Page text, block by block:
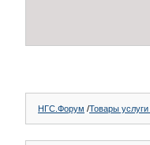
НГС.Форум /Товары